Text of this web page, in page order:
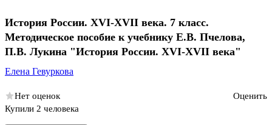
История России. XVI-XVII века. 7 класс.
Методическое пособие к учебнику Е.В. Пчелова,
П.В. Лукина "История России. XVI-XVII века"
Елена Гевуркова
Нет оценок
Оценить
Купили 2 человека